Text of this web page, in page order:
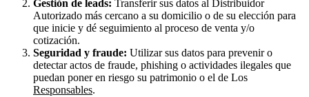
Gestión de leads: Transferir sus datos al Distribuidor
Autorizado más cercano a su domicilio o de su elección para
que inicie y dé seguimiento al proceso de venta y/o
cotización.
Seguridad y fraude: Utilizar sus datos para prevenir o
detectar actos de fraude, phishing o actividades ilegales que
puedan poner en riesgo su patrimonio o el de Los
Responsables.